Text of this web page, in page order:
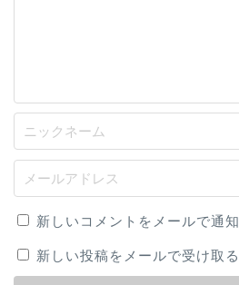
新しいコメントをメールで通知
新しい投稿をメールで受け取る